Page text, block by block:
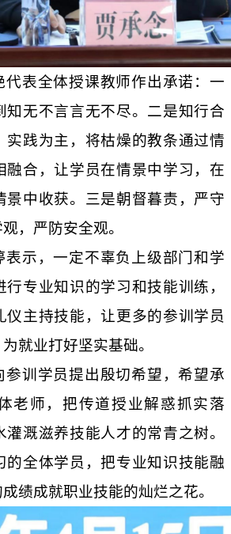
代表全体授课教师作出承诺：一
知无不言言无不尽。二是知行合
实践为主，将枯燥的教条通过情
融合，让学员在情景中学习，在
景中收获。三是朝督暮责，严守
，严防安全观。
表示，一定不辜负上级部门和学
专业知识的学习和技能训练，
仪主持技能，让更多的参训学员
就业打好坚实基础。
参训学员提出殷切希望，希望承
老师，把传道授业解惑抓实落
溉滋养技能人才的常青之树。
的全体学员，把专业知识技能融
绩成就职业技能的灿烂之花。